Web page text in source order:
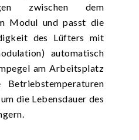
zwischen dem
Modul und passt die
des Lüfters mit
automatisch
am Arbeitsplatz
die Lebensdauer des